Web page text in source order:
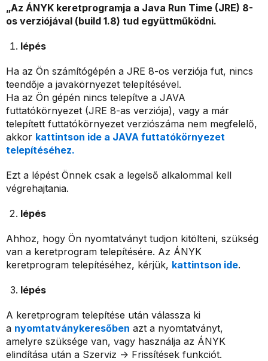
„Az ÁNYK keretprogramja a Java Run Time (JRE) 8-
os verziójával (build 1.8) tud együttműködni.
lépés
Ha az Ön számítógépén a JRE 8-os verziója fut, nincs
teendője a javakörnyezet telepítésével.
Ha az Ön gépén nincs telepítve a JAVA
futtatókörnyezet (JRE 8-as verziója), vagy a már
telepített futtatókörnyezet verziószáma nem megfelelő,
akkor kattintson ide a JAVA futtatókörnyezet
telepítéséhez.
Ezt a lépést Önnek csak a legelső alkalommal kell
végrehajtania.
lépés
Ahhoz, hogy Ön nyomtatványt tudjon kitölteni, szükség
van a keretprogram telepítésére. Az ÁNYK
keretprogram telepítéséhez, kérjük, kattintson ide.
lépés
A keretprogram telepítése után válassza ki
a nyomtatványkeresőben azt a nyomtatványt,
amelyre szüksége van, vagy használja az ÁNYK
elindítása után a Szerviz -> Frissítések funkciót.